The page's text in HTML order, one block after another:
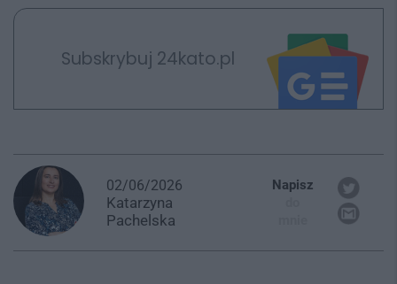
Subskrybuj 24kato.pl
02/06/2026
Katarzyna
Pachelska
Napisz